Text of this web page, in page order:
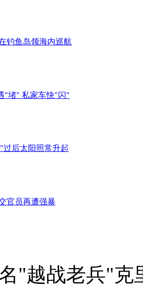
钓鱼岛领海内巡航
"堵" 私家车快"闪"
后太阳照常升起
官员再遭强暴
家长收侮辱短信
苦等妻子前来道歉
"越战老兵"克